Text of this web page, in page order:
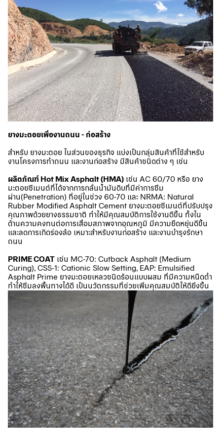
ยางมะตอยเพื่องานถนน - ก่อสร้าง
สำหรับ ยางมะตอย ในส่วนของธุรกิจ แบ่งเป็นกลุ่มสินค้าที่ใช้สำหรับ
งานโครงการทำถนน และงานก่อสร้าง มีสินค้าชนิดต่าง ๆ เช่น
ผลิตภัณฑ์ Hot Mix Asphalt (HMA) เช่น AC 60/70 หรือ ยาง
มะตอยซีเมนต์ที่ได้จากการกลั่นน้ำมันดิบที่มีค่าการซึม
ผ่าน(Penetration) ที่อยู่ในช่วง 60-70 และ NRMA: Natural
Rubber Modified Asphalt Cement ยางมะตอยซีเมนต์ที่ปรับปรุง
คุณภาพด้วยยางธรรมชาติ ทำให้มีคุณสมบัติการใช้งานดีขึ้น ทั้งใน
ด้านความคงทนต่อการเสื่อมสภาพจากอุณหภูมิ มีความยืดหยุ่นดีขึ้น
และลดการเกิดร่องล้อ เหมาะสำหรับงานก่อสร้าง และงานบำรุงรักษา
ถนน
PRIME COAT เช่น MC-70: Cutback Asphalt (Medium
Curing), CSS-1: Cationic Slow Setting, EAP: Emulsified
Asphalt Prime ยางมะตอยเหลวชนิดร้อนแบบผสม ที่มีความหนืดต่ำ
ทำให้ซึมลงพื้นทางได้ดี เป็นนวัตกรรมที่ช่วยเพิ่มคุณสมบัติให้ดียิ่งขึ้น